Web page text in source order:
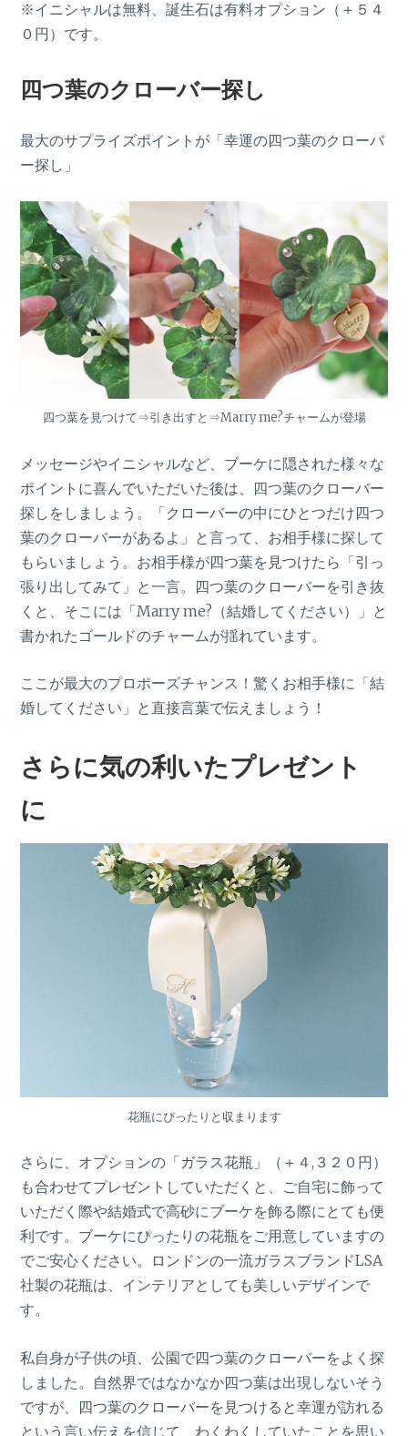
※イニシャルは無料、誕生石は有料オプション（＋５４
０円）です。
四つ葉のクローバー探し
最大のサプライズポイントが「幸運の四つ葉のクローバ
ー探し」
四つ葉を見つけて⇒引き出すと⇒Marry me?チャームが登場
メッセージやイニシャルなど、ブーケに隠された様々な
ポイントに喜んでいただいた後は、四つ葉のクローバー
探しをしましょう。「クローバーの中にひとつだけ四つ
葉のクローバーがあるよ」と言って、お相手様に探して
もらいましょう。お相手様が四つ葉を見つけたら「引っ
張り出してみて」と一言。四つ葉のクローバーを引き抜
くと、そこには「Marry me?（結婚してください）」と
書かれたゴールドのチャームが揺れています。
ここが最大のプロポーズチャンス！驚くお相手様に「結
婚してください」と直接言葉で伝えましょう！
さらに気の利いたプレゼント
に
花瓶にぴったりと収まります
さらに、オプションの「ガラス花瓶」（＋４,３２０円）
も合わせてプレゼントしていただくと、ご自宅に飾って
いただく際や結婚式で高砂にブーケを飾る際にとても便
利です。ブーケにぴったりの花瓶をご用意していますの
でご安心ください。ロンドンの一流ガラスブランドLSA
社製の花瓶は、インテリアとしても美しいデザインで
す。
私自身が子供の頃、公園で四つ葉のクローバーをよく探
しました。自然界ではなかなか四つ葉は出現しないそう
ですが、四つ葉のクローバーを見つけると幸運が訪れる
という言い伝えを信じて、わくわくしていたことを思い